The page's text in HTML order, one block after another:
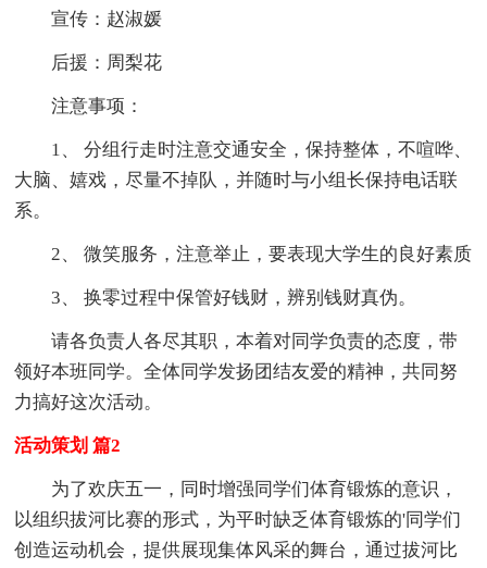
宣传：赵淑媛
后援：周梨花
注意事项：
1、 分组行走时注意交通安全，保持整体，不喧哗、
大脑、嬉戏，尽量不掉队，并随时与小组长保持电话联
系。
2、 微笑服务，注意举止，要表现大学生的良好素质
3、 换零过程中保管好钱财，辨别钱财真伪。
请各负责人各尽其职，本着对同学负责的态度，带
领好本班同学。全体同学发扬团结友爱的精神，共同努
力搞好这次活动。
活动策划 篇2
为了欢庆五一，同时增强同学们体育锻炼的意识，
以组织拔河比赛的形式，为平时缺乏体育锻炼的'同学们
创造运动机会，提供展现集体风采的舞台，通过拔河比